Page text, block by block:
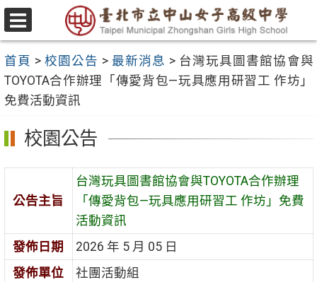
跳
至
要
內
容
區
選
單
首頁 > 校園公告 > 最新消息 > 台灣玩具圖書館協會與
TOYOTA合作辦理「傳愛背包—玩具應用研習工 作坊」
免費活動資訊
校園公告
公告主旨
台灣玩具圖書館協會與TOYOTA合作辦理
「傳愛背包—玩具應用研習工 作坊」免費
活動資訊
發佈日期
2026 年 5 月 05 日
發佈單位
社團活動組